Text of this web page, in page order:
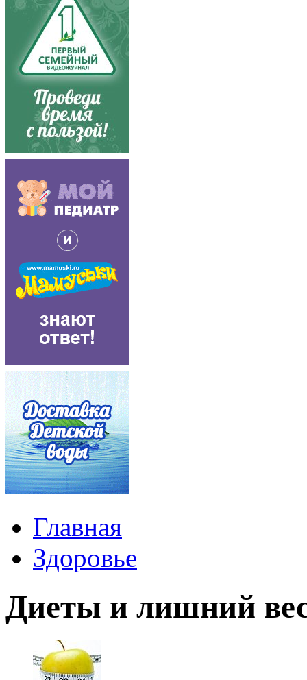
Главная
Здоровье
Диеты и лишний